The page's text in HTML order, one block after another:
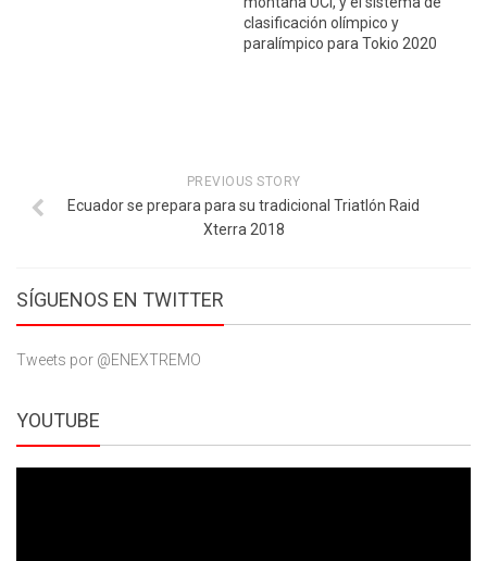
clasificación olímpico y
paralímpico para Tokio 2020
PREVIOUS STORY
Ecuador se prepara para su tradicional Triatlón Raid
Xterra 2018
SÍGUENOS EN TWITTER
Tweets por @ENEXTREMO
YOUTUBE